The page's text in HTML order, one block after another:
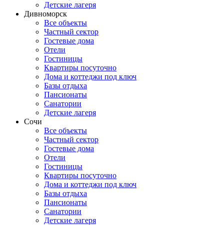
Детские лагеря
Дивноморск
Все объекты
Частный сектор
Гостевые дома
Отели
Гостиницы
Квартиры посуточно
Дома и коттеджи под ключ
Базы отдыха
Пансионаты
Санатории
Детские лагеря
Сочи
Все объекты
Частный сектор
Гостевые дома
Отели
Гостиницы
Квартиры посуточно
Дома и коттеджи под ключ
Базы отдыха
Пансионаты
Санатории
Детские лагеря